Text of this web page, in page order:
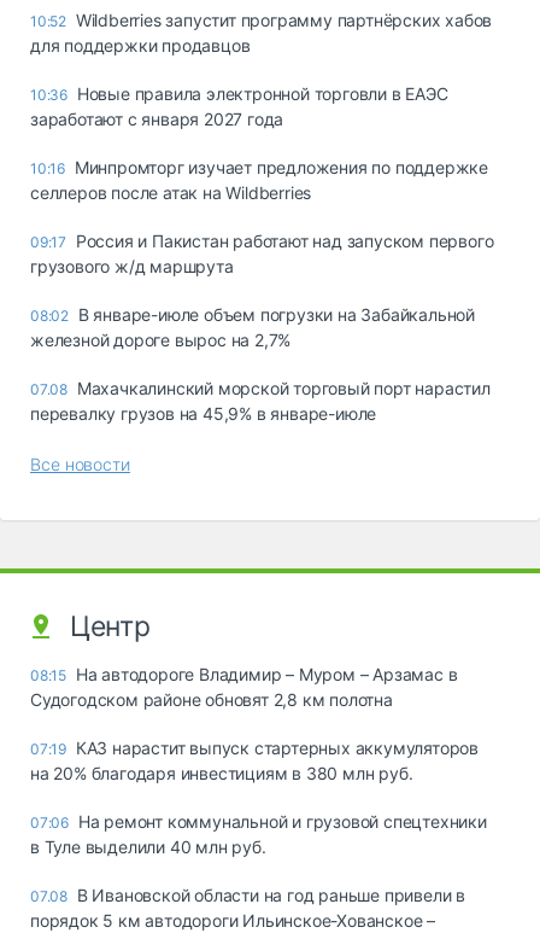
10:52 Wildberries запустит программу партнёрских хабов
для поддержки продавцов
10:36 Новые правила электронной торговли в ЕАЭС
заработают с января 2027 года
10:16 Минпромторг изучает предложения по поддержке
селлеров после атак на Wildberries
09:17
Россия и Пакистан работают над запуском первого
грузового ж/д маршрута
08:02 В январе-июле объем погрузки на Забайкальной
железной дороге вырос на 2,7%
07.08 Махачкалинский морской торговый порт нарастил
перевалку грузов на 45,9% в январе-июле
Все новости
Центр
08:15 На автодороге Владимир – Муром – Арзамас в
Судогодском районе обновят 2,8 км полотна
07:19 КАЗ нарастит выпуск стартерных аккумуляторов
на 20% благодаря инвестициям в 380 млн руб.
07:06 На ремонт коммунальной и грузовой спецтехники
в Туле выделили 40 млн руб.
07.08 В Ивановской области на год раньше привели в
порядок 5 км автодороги Ильинское-Хованское –